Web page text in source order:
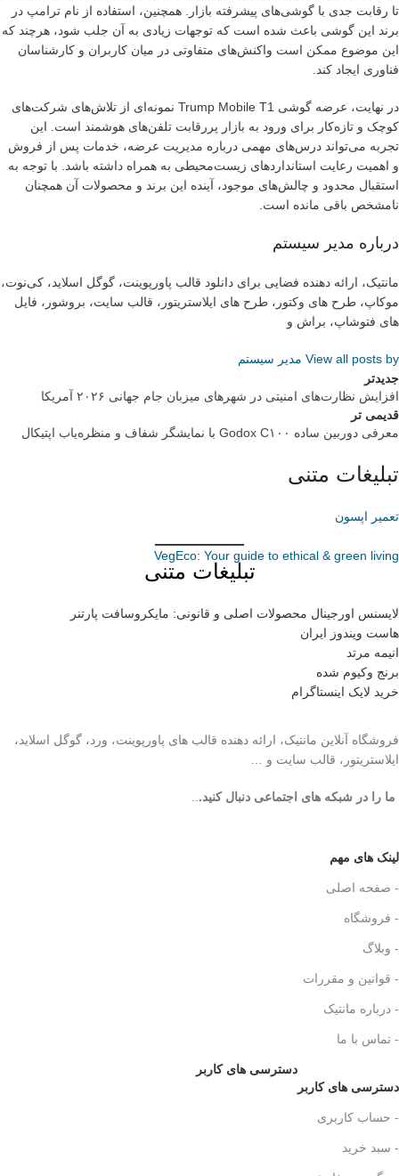
تا رقابت جدی با گوشی‌های پیشرفته بازار. همچنین، استفاده از نام ترامپ در
برند این گوشی باعث شده است که توجهات زیادی به آن جلب شود، هرچند که
این موضوع ممکن است واکنش‌های متفاوتی در میان کاربران و کارشناسان
فناوری ایجاد کند.
در نهایت، عرضه گوشی Trump Mobile T1 نمونه‌ای از تلاش‌های شرکت‌های
کوچک و تازه‌کار برای ورود به بازار پررقابت تلفن‌های هوشمند است. این
تجربه می‌تواند درس‌های مهمی درباره مدیریت عرضه، خدمات پس از فروش
و اهمیت رعایت استانداردهای زیست‌محیطی به همراه داشته باشد. با توجه به
استقبال محدود و چالش‌های موجود، آینده این برند و محصولات آن همچنان
نامشخص باقی مانده است.
درباره مدیر سیستم
مانتیک، ارائه دهنده فضایی برای دانلود قالب پاورپوینت، گوگل اسلاید، کی‌نوت،
موکاپ، طرح های وکتور، طرح های ایلاستریتور، قالب سایت، بروشور، فایل
های فتوشاپ، براش و
View all posts by مدیر سیستم
جدیدتر
افزایش نظارت‌های امنیتی در شهرهای میزبان جام جهانی ۲۰۲۶ آمریکا
قدیمی تر
معرفی دوربین ساده Godox C۱۰۰ با نمایشگر شفاف و منظره‌یاب اپتیکال
تبلیغات متنی
تعمیر اپسون
VegEco: Your guide to ethical & green living
تبلیغات متنی
لایسنس اورجینال محصولات اصلی و قانونی: مایکروسافت پارتنر
هاست ویندوز ایران
انیمه مرتد
برنج وکیوم شده
خرید لایک اینستاگرام
فروشگاه آنلاین مانتیک، ارائه دهنده قالب های پاورپوینت، ورد، گوگل اسلاید،
ایلاستریتور، قالب سایت و …
ما را در شبکه های اجتماعی دنبال کنید...
لینک های مهم
- صفحه اصلی
- فروشگاه
- وبلاگ
- قوانین و مقررات
- درباره مانتیک
- تماس با ما
دسترسی های کاربر
دسترسی های کاربر
- حساب کاربری
- سبد خرید